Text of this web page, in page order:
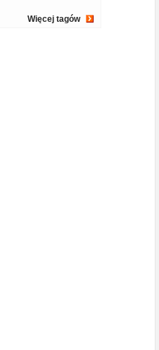
Więcej tagów